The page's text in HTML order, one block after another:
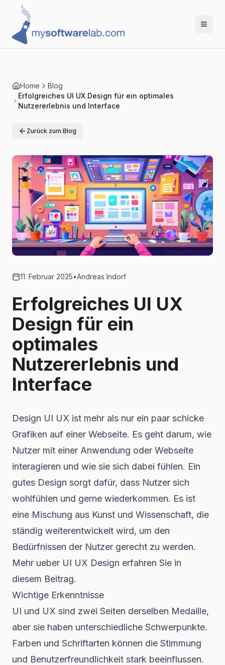
Home
Blog
Erfolgreiches UI UX Design für ein optimales
Nutzererlebnis und Interface
Zurück zum Blog
11. Februar 2025•Andreas Indorf
Erfolgreiches UI UX
Design für ein
optimales
Nutzererlebnis und
Interface
Design UI UX ist mehr als nur ein paar schicke
Grafiken auf einer Webseite. Es geht darum, wie
Nutzer mit einer Anwendung oder Webseite
interagieren und wie sie sich dabei fühlen. Ein
gutes Design sorgt dafür, dass Nutzer sich
wohlfühlen und gerne wiederkommen. Es ist
eine Mischung aus Kunst und Wissenschaft, die
ständig weiterentwickelt wird, um den
Bedürfnissen der Nutzer gerecht zu werden.
Mehr ueber UI UX Design erfahren Sie in
diesem Beitrag.
Wichtige Erkenntnisse
UI und UX sind zwei Seiten derselben Medaille,
aber sie haben unterschiedliche Schwerpunkte.
Farben und Schriftarten können die Stimmung
und Benutzerfreundlichkeit stark beeinflussen.